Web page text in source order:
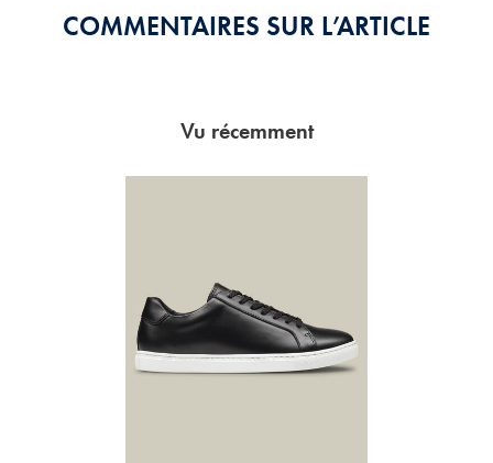
COMMENTAIRES SUR L’ARTICLE
Vu récemment